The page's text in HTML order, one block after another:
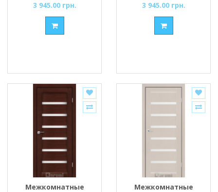
3 945.00 грн.
3 945.00 грн.
Межкомнатные
Межкомнатные